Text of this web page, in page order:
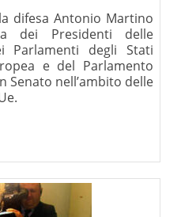
difesa Antonio Martino
dei Presidenti delle
Parlamenti degli Stati
e del Parlamento
Senato nell’ambito delle